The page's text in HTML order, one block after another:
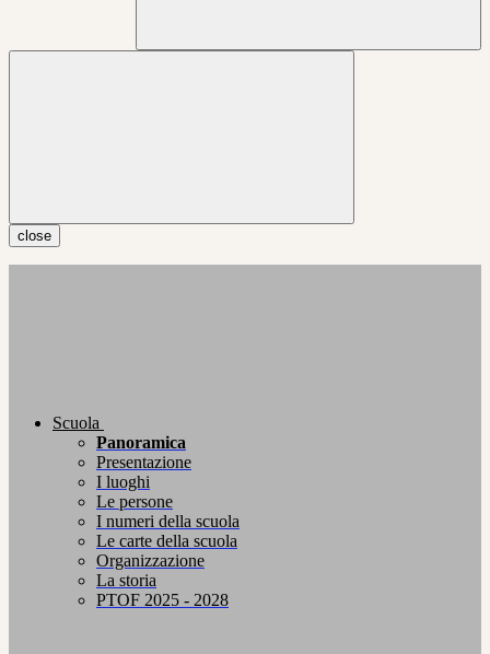
close
Scuola
Panoramica
Presentazione
I luoghi
Le persone
I numeri della scuola
Le carte della scuola
Organizzazione
La storia
PTOF 2025 - 2028